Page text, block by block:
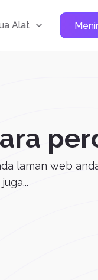
Alat
laman web